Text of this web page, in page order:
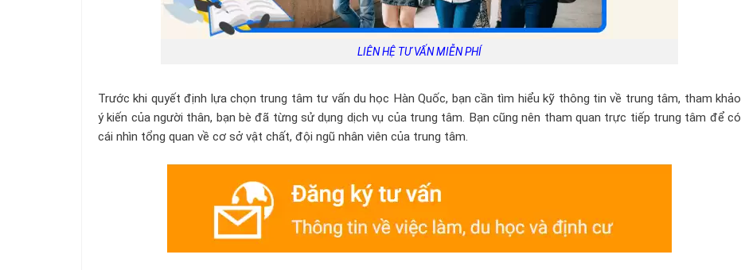
LIÊN HỆ TƯ VẤN MIỄN PHÍ
Trước khi quyết định lựa chọn trung tâm tư vấn du học Hàn Quốc, bạn cần tìm hiểu kỹ thông tin về trung tâm, tham khảo
ý kiến của người thân, bạn bè đã từng sử dụng dịch vụ của trung tâm. Bạn cũng nên tham quan trực tiếp trung tâm để có
cái nhìn tổng quan về cơ sở vật chất, đội ngũ nhân viên của trung tâm.